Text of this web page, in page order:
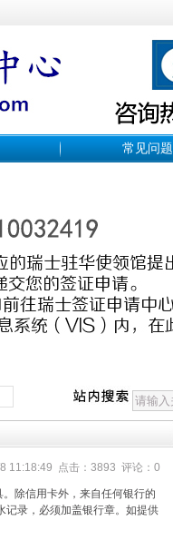
常见问题
11:18:49 点击：3893 评论：0
除信用卡外，来自任何银行的
记录，必须加盖银行章。如提供